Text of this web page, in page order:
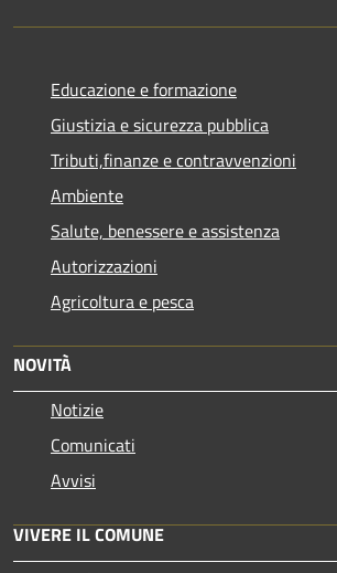
Educazione e formazione
Giustizia e sicurezza pubblica
Tributi,finanze e contravvenzioni
Ambiente
Salute, benessere e assistenza
Autorizzazioni
Agricoltura e pesca
NOVITÀ
Notizie
Comunicati
Avvisi
VIVERE IL COMUNE